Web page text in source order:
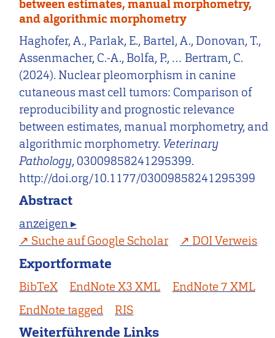
between estimates, manual morphometry,
and algorithmic morphometry
Haghofer, A., Parlak, E., Bartel, A., Donovan, T.,
Assenmacher, C.-A., Bolfa, P., … Bertram, C.
(2024). Nuclear pleomorphism in canine
cutaneous mast cell tumors: Comparison of
reproducibility and prognostic relevance
between estimates, manual morphometry, and
algorithmic morphometry. Veterinary
Pathology, 03009858241295399.
http://doi.org/10.1177/03009858241295399
Abstract
anzeigen ▸
Suche auf Google Scholar
DOI Verweis
Exportformate
BibTeX EndNote X3 XML
EndNote 7 XML
EndNote tagged
RIS
Weiterführende Links